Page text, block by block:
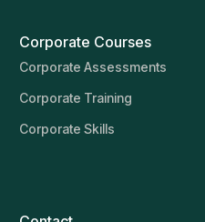
Corporate Courses
Corporate Assessments
Corporate Training
Corporate Skills